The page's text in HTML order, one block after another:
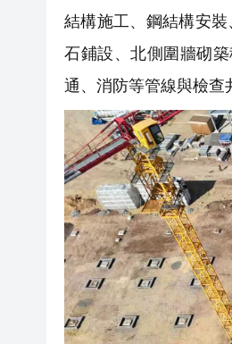
結構施工、鋼結構安
石鋪設、北側圍牆砌
通、消防等管線與檢查